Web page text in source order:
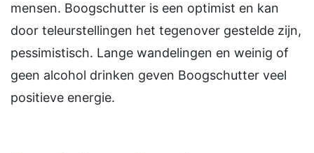
mensen. Boogschutter is een optimist en kan
door teleurstellingen het tegenover gestelde zijn,
pessimistisch. Lange wandelingen en weinig of
geen alcohol drinken geven Boogschutter veel
positieve energie.